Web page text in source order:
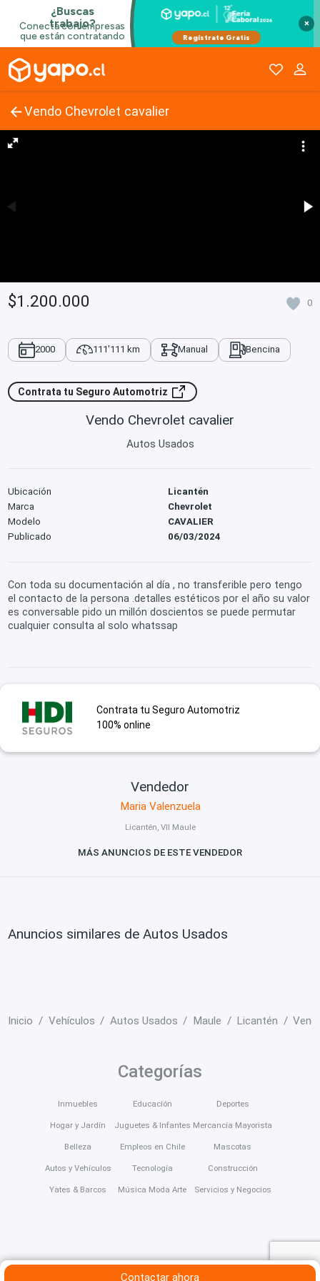
×
Vendo Chevrolet cavalier
$1.200.000 0
2000 111'111 km Manual Bencina
Contrata tu Seguro Automotriz
Vendo Chevrolet cavalier
Autos Usados
Ubicación
Licantén
Marca
Chevrolet
Modelo
CAVALIER
Publicado
06/03/2024
Con toda su documentación al día , no transferible pero tengo
el contacto de la persona .detalles estéticos por el año su valor
es conversable pido un millón doscientos se puede permutar
cualquier consulta al solo whatssap
Contrata tu Seguro Automotriz
100% online
Vendedor
Maria Valenzuela
Licantén, VII Maule
MÁS ANUNCIOS DE ESTE VENDEDOR
Anuncios similares de Autos Usados
Inicio Vehículos Autos Usados Maule Licantén
Contactar ahora
Categorías
Inmuebles
Hogar y Jardín
Belleza
Autos y Vehículos
Yates & Barcos
Educación
Juguetes & Infantes
Empleos en Chile
Tecnología
Música Moda Arte
Deportes
Mercancía Mayorista
Mascotas
Construcción
Servicios y Negocios